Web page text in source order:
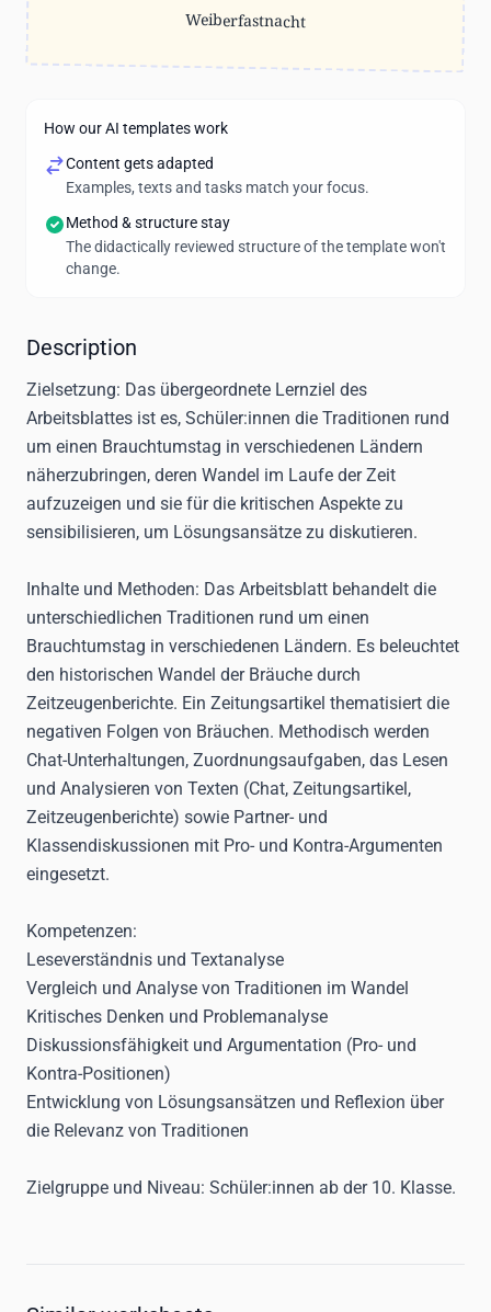
Weiberfastnacht
How our AI templates work
Content gets adapted
Examples, texts and tasks match your focus.
Method & structure stay
The didactically reviewed structure of the template won't
change.
Description
Zielsetzung: Das übergeordnete Lernziel des
Arbeitsblattes ist es, Schüler:innen die Traditionen rund
um einen Brauchtumstag in verschiedenen Ländern
näherzubringen, deren Wandel im Laufe der Zeit
aufzuzeigen und sie für die kritischen Aspekte zu
sensibilisieren, um Lösungsansätze zu diskutieren.
Inhalte und Methoden: Das Arbeitsblatt behandelt die
unterschiedlichen Traditionen rund um einen
Brauchtumstag in verschiedenen Ländern. Es beleuchtet
den historischen Wandel der Bräuche durch
Zeitzeugenberichte. Ein Zeitungsartikel thematisiert die
negativen Folgen von Bräuchen. Methodisch werden
Chat-Unterhaltungen, Zuordnungsaufgaben, das Lesen
und Analysieren von Texten (Chat, Zeitungsartikel,
Zeitzeugenberichte) sowie Partner- und
Klassendiskussionen mit Pro- und Kontra-Argumenten
eingesetzt.
Kompetenzen:
Leseverständnis und Textanalyse
Vergleich und Analyse von Traditionen im Wandel
Kritisches Denken und Problemanalyse
Diskussionsfähigkeit und Argumentation (Pro- und
Kontra-Positionen)
Entwicklung von Lösungsansätzen und Reflexion über
die Relevanz von Traditionen
Zielgruppe und Niveau: Schüler:innen ab der 10. Klasse.